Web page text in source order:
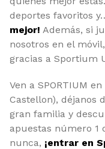
deportes favoritos
mejor! Además, si
nosotros en el
gracias a Sportium
Ven a SPORTIUM
Castellon), déjanos
gran familia y
apuestas número 1
nunca, ¡entrar en